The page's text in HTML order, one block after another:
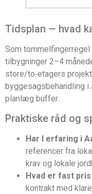
Tidsplan — hvad
Som
tilbygninger 2–4
store/to‑etagers
byggesagsbehandling i
planlæg buffer.
Praktiske råd og
Har I erfaring i
referencer fra
krav og lokale
Hvad er fast
kontrakt med